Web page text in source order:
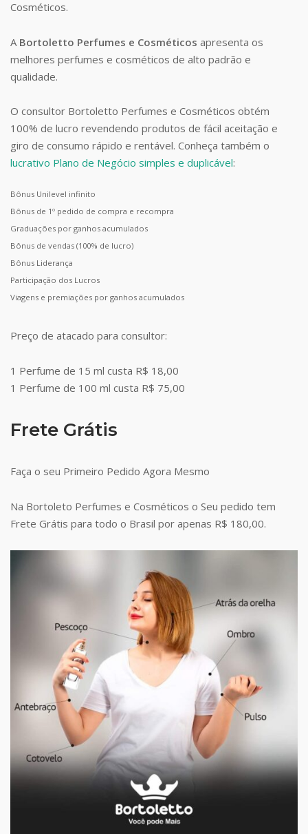
Cosméticos.
A Bortoletto Perfumes e Cosméticos apresenta os
melhores perfumes e cosméticos de alto padrão e
qualidade.
O consultor Bortoletto Perfumes e Cosméticos obtém
100% de lucro revendendo produtos de fácil aceitação e
giro de consumo rápido e rentável. Conheça também o
lucrativo Plano de Negócio simples e duplicável:
Bônus Unilevel infinito
Bônus de 1º pedido de compra e recompra
Graduações por ganhos acumulados
Bônus de vendas (100% de lucro)
Bônus Liderança
Participação dos Lucros
Viagens e premiações por ganhos acumulados
Preço de atacado para consultor:
1 Perfume de 15 ml custa R$ 18,00
1 Perfume de 100 ml custa R$ 75,00
Frete Grátis
Faça o seu Primeiro Pedido Agora Mesmo
Na Bortoleto Perfumes e Cosméticos o Seu pedido tem
Frete Grátis para todo o Brasil por apenas R$ 180,00.